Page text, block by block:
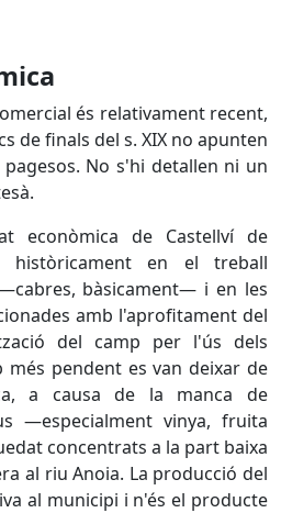
és relativament recent,
de finals del s. XIX no apunten
No s'hi detallen ni un
econòmica de Castellví de
històricament en el treball
bàsicament— i en les
amb l'aprofitament del
del camp per l'ús dels
pendent es van deixar de
a causa de la manca de
—especialment vinya, fruita
concentrats a la part baixa
al riu Anoia. La producció del
al municipi i n'és el producte